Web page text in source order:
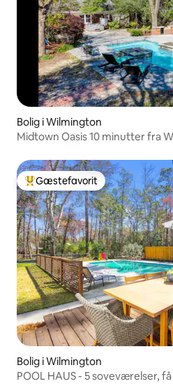
Bolig i Wilmington
Midtown Oasis 10 minutter fra
Bedste gæstefavorit
Gæstefavorit
Bolig i Wilmington
POOL HAUS - 5 soveværelser,